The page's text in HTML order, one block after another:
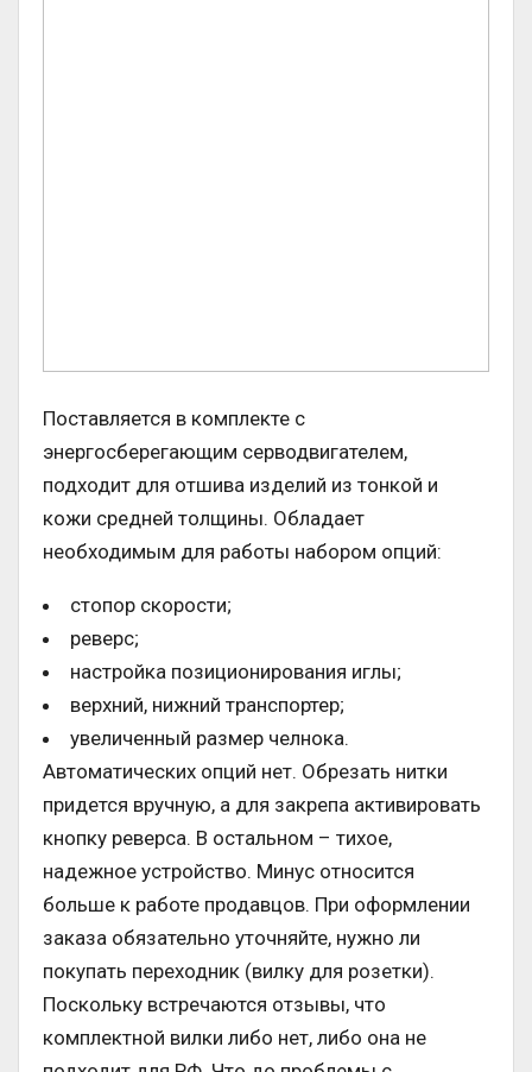
Поставляется в комплекте с
энергосберегающим серводвигателем,
подходит для отшива изделий из тонкой и
кожи средней толщины. Обладает
необходимым для работы набором опций:
стопор скорости;
реверс;
настройка позиционирования иглы;
верхний, нижний транспортер;
увеличенный размер челнока.
Автоматических опций нет. Обрезать нитки
придется вручную, а для закрепа активировать
кнопку реверса. В остальном – тихое,
надежное устройство. Минус относится
больше к работе продавцов. При оформлении
заказа обязательно уточняйте, нужно ли
покупать переходник (вилку для розетки).
Поскольку встречаются отзывы, что
комплектной вилки либо нет, либо она не